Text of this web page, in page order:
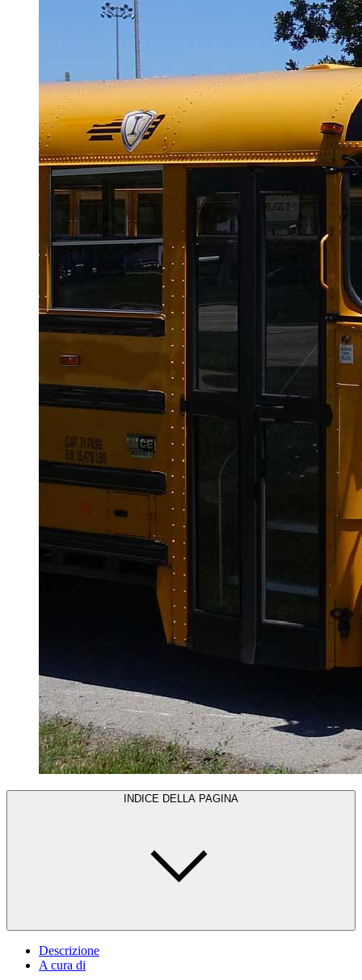
INDICE DELLA PAGINA
Descrizione
A cura di